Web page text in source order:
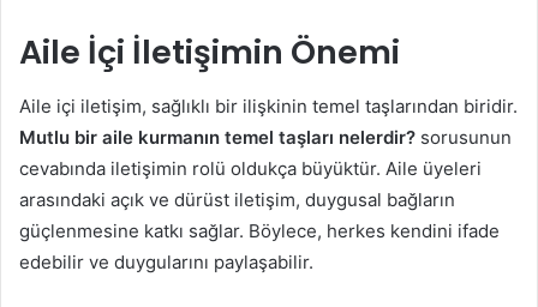
Aile İçi İletişimin Önemi
Aile içi iletişim, sağlıklı bir ilişkinin temel taşlarından biridir.
Mutlu bir aile kurmanın temel taşları nelerdir? sorusunun
cevabında iletişimin rolü oldukça büyüktür. Aile üyeleri
arasındaki açık ve dürüst iletişim, duygusal bağların
güçlenmesine katkı sağlar. Böylece, herkes kendini ifade
edebilir ve duygularını paylaşabilir.